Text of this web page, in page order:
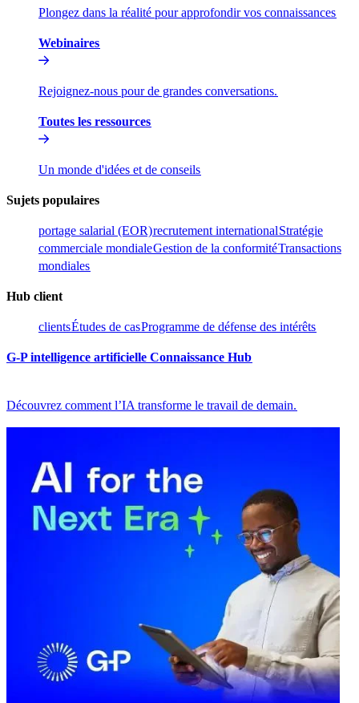
Plongez dans la réalité pour approfondir vos connaissances​​
Webinaires​​
Rejoignez-nous pour de grandes conversations.​​
Toutes les ressources​​
Un monde d'idées et de conseils​​
Sujets populaires​​
portage salarial (EOR)​​recrutement international​​Stratégie
commerciale mondiale​​Gestion de la conformité​​Transactions
mondiales​​
Hub client​​
clients​​Études de cas​​Programme de défense des intérêts​​
G-P intelligence artificielle Connaissance Hub​​
Découvrez comment l’IA transforme le travail de demain.​​